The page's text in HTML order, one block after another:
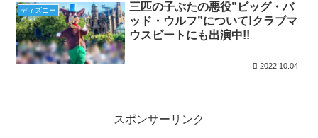
ディズニー
三匹の子ぶたの悪役”ビッグ・バ
ッド・ウルフ”について!クラブマ
ウスビートにも出演中!!
2022.10.04
スポンサーリンク